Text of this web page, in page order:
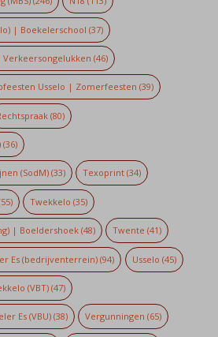
| Boekelerschool (37)
(46)
Usselo | Zomerfeesten (39)
(80)
(36)
(SodM)(33) Texoprint (34)
Twekkelo (35)
| Boeldershoek(48) Twente (41)
Es (bedrijventerrein) (94) Usselo (45)
(VBT)(47)
Es (VBU)(38) Vergunningen (65)